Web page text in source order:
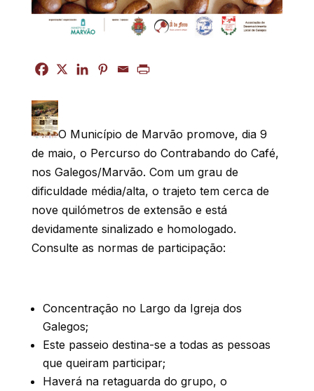
O Município de Marvão promove, dia 9
de maio, o Percurso do Contrabando do Café,
nos Galegos/Marvão. Com um grau de
dificuldade média/alta, o trajeto tem cerca de
nove quilómetros de extensão e está
devidamente sinalizado e homologado.
Consulte as normas de participação:
Concentração no Largo da Igreja dos
Galegos;
Este passeio destina-se a todas as pessoas
que queiram participar;
Haverá na retaguarda do grupo, o